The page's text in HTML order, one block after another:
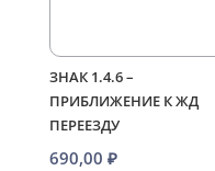
ЗНАК 1.4.6 –
ПРИБЛИЖЕНИЕ К ЖД
ПЕРЕЕЗДУ
690,00 ₽